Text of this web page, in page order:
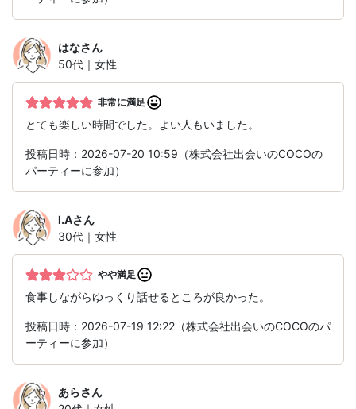
はなさん
50代｜女性
非常に満足
とても楽しい時間でした。よい人もいました。
投稿日時：2026-07-20 10:59（株式会社出会いのCOCOの
パーティーに参加）
I.Aさん
30代｜女性
やや満足
食事しながらゆっくり話せるところが良かった。
投稿日時：2026-07-19 12:22（株式会社出会いのCOCOのパ
ーティーに参加）
あらさん